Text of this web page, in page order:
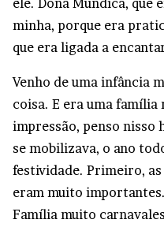
minha, porque era
que era ligada a
Venho de uma infância
coisa. E era uma família
impressão, penso nisso
se mobilizava, o ano
festividade. Primeiro,
eram muito
Família muito